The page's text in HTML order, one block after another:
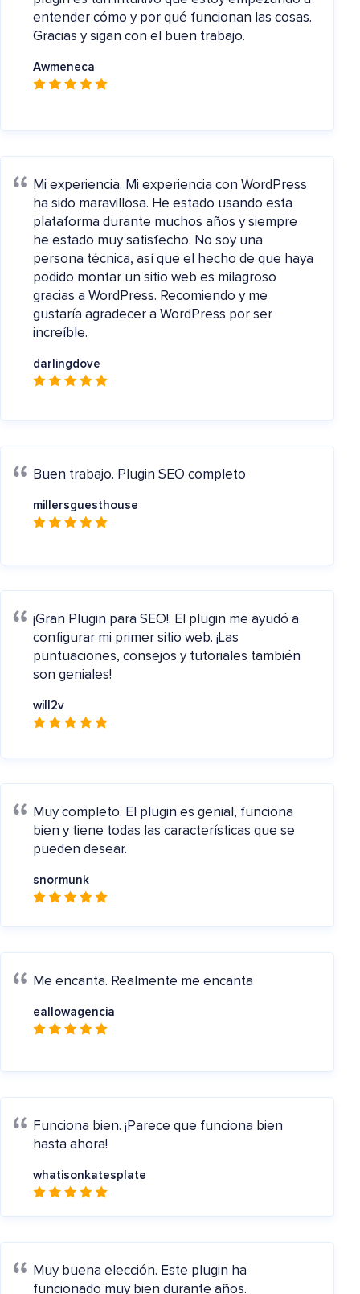
entender cómo y por qué funcionan las cosas.
Gracias y sigan con el buen trabajo.
Awmeneca
Mi experiencia. Mi experiencia con WordPress
ha sido maravillosa. He estado usando esta
plataforma durante muchos años y siempre
he estado muy satisfecho. No soy una
persona técnica, así que el hecho de que haya
podido montar un sitio web es milagroso
gracias a WordPress. Recomiendo y me
gustaría agradecer a WordPress por ser
increíble.
darlingdove
Buen trabajo. Plugin SEO completo
millersguesthouse
¡Gran Plugin para SEO!. El plugin me ayudó a
configurar mi primer sitio web. ¡Las
puntuaciones, consejos y tutoriales también
son geniales!
will2v
Muy completo. El plugin es genial, funciona
bien y tiene todas las características que se
pueden desear.
snormunk
Me encanta. Realmente me encanta
eallowagencia
Funciona bien. ¡Parece que funciona bien
hasta ahora!
whatisonkatesplate
Muy buena elección. Este plugin ha
funcionado muy bien durante años.